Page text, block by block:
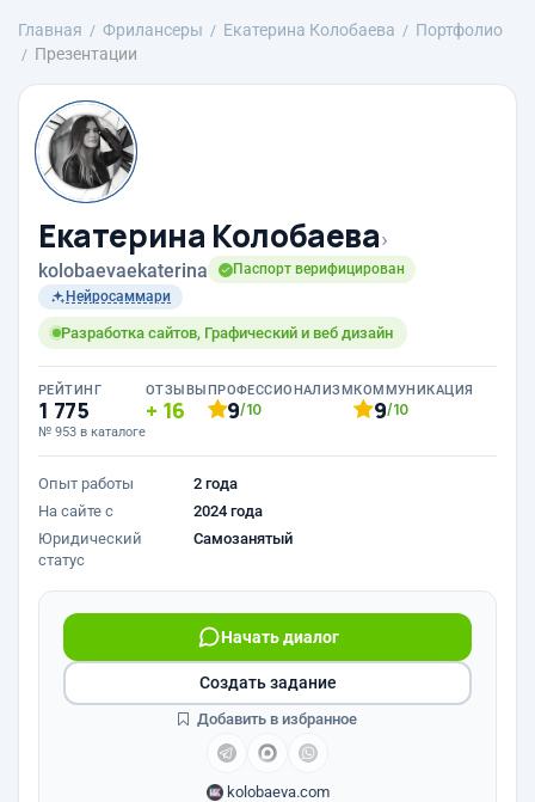
Главная Фрилансеры Екатерина Колобаева
Портфолио
Презентации
Екатерина Колобаева›
kolobaevaekaterina
Паспорт верифицирован
Нейросаммари
Разработка сайтов, Графический и веб дизайн
РЕЙТИНГ
1 775
№ 953 в каталоге
ОТЗЫВЫ
16
ПРОФЕССИОНАЛИЗМ
9/10
КОММУНИКАЦИЯ
9/10
Опыт работы
2 года
На сайте с
2024 года
Юридический
статус
Самозанятый
Начать диалог
kolobaeva.com
Создать задание
Добавить в избранное